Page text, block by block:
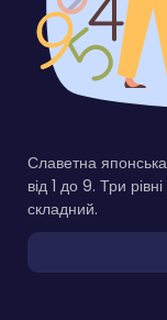
Славетна
від 1 до 9. Три
складний.